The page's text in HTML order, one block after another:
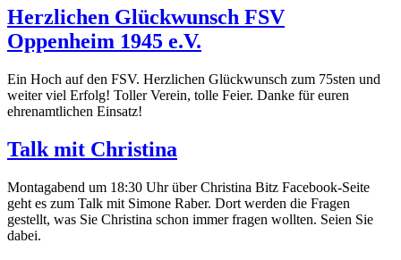
Herzlichen Glückwunsch FSV
Oppenheim 1945 e.V.
Ein Hoch auf den FSV. Herzlichen Glückwunsch zum 75sten und
weiter viel Erfolg! Toller Verein, tolle Feier. Danke für euren
ehrenamtlichen Einsatz!
Talk mit Christina
Montagabend um 18:30 Uhr über Christina Bitz Facebook-Seite
geht es zum Talk mit Simone Raber. Dort werden die Fragen
gestellt, was Sie Christina schon immer fragen wollten. Seien Sie
dabei.